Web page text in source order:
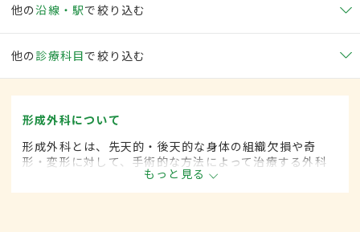
他の沿線・駅で絞り込む
他の 診療科目で絞り込む
形成外科について
形成外科とは、先天的・後天的な身体の組織欠損や奇
形・変形に対して、手術的な方法によって治療する外科
もっと見る